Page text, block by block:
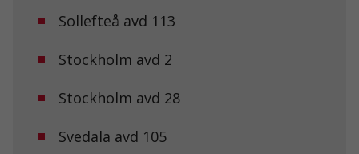
Sollefteå avd 113
Stockholm avd 2
Stockholm avd 28
Svedala avd 105